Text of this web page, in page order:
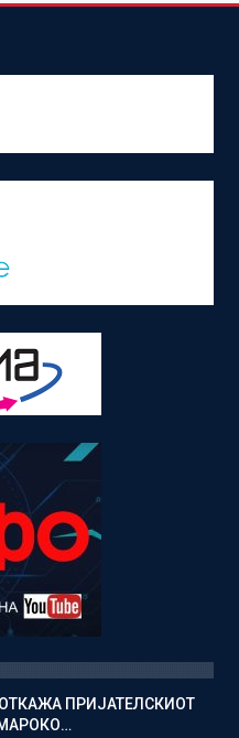
ПРИЈАТЕЛСКИОТ